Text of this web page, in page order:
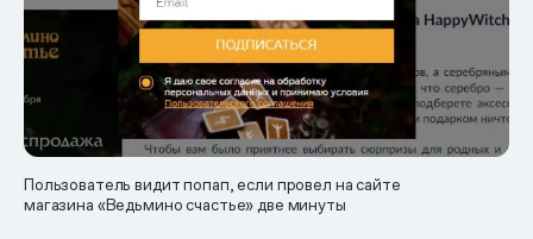
Пользователь видит попап, если провел на сайте
магазина «Ведьмино счастье» две минуты